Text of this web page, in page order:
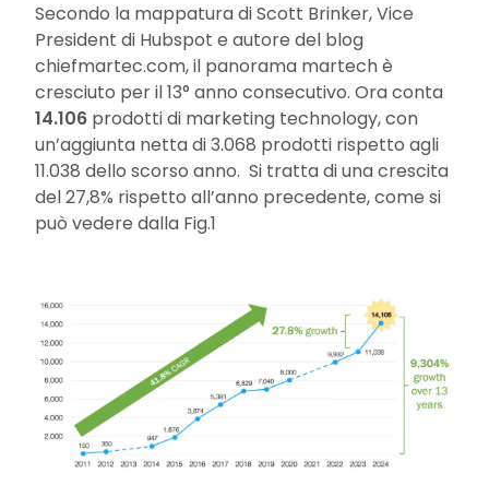
Secondo la mappatura di Scott Brinker, Vice
President di Hubspot e autore del blog
chiefmartec.com, il panorama martech è
cresciuto per il 13° anno consecutivo. Ora conta
14.106 prodotti di marketing technology, con
un’aggiunta netta di 3.068 prodotti rispetto agli
11.038 dello scorso anno. Si tratta di una crescita
del 27,8% rispetto all’anno precedente, come si
può vedere dalla Fig.1